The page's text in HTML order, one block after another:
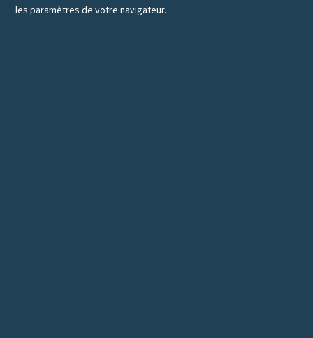
les paramètres de votre navigateur.